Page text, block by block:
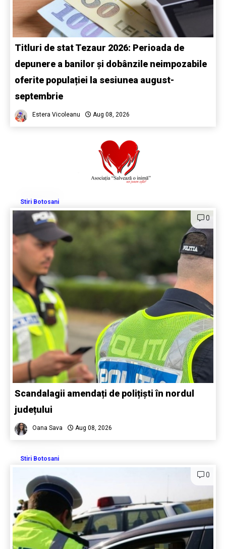
Titluri de stat Tezaur 2026: Perioada de
depunere a banilor și dobânzile neimpozabile
oferite populației la sesiunea august-
septembrie
Estera Vicoleanu Aug 08, 2026
Stiri Botosani
0
Scandalagii amendați de polițiști în nordul
județului
Oana Sava Aug 08, 2026
Stiri Botosani
0